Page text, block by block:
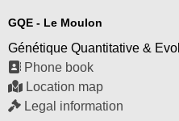
GQE - Le Moulon
Génétique Quantitative &
Phone book
Location map
Legal information